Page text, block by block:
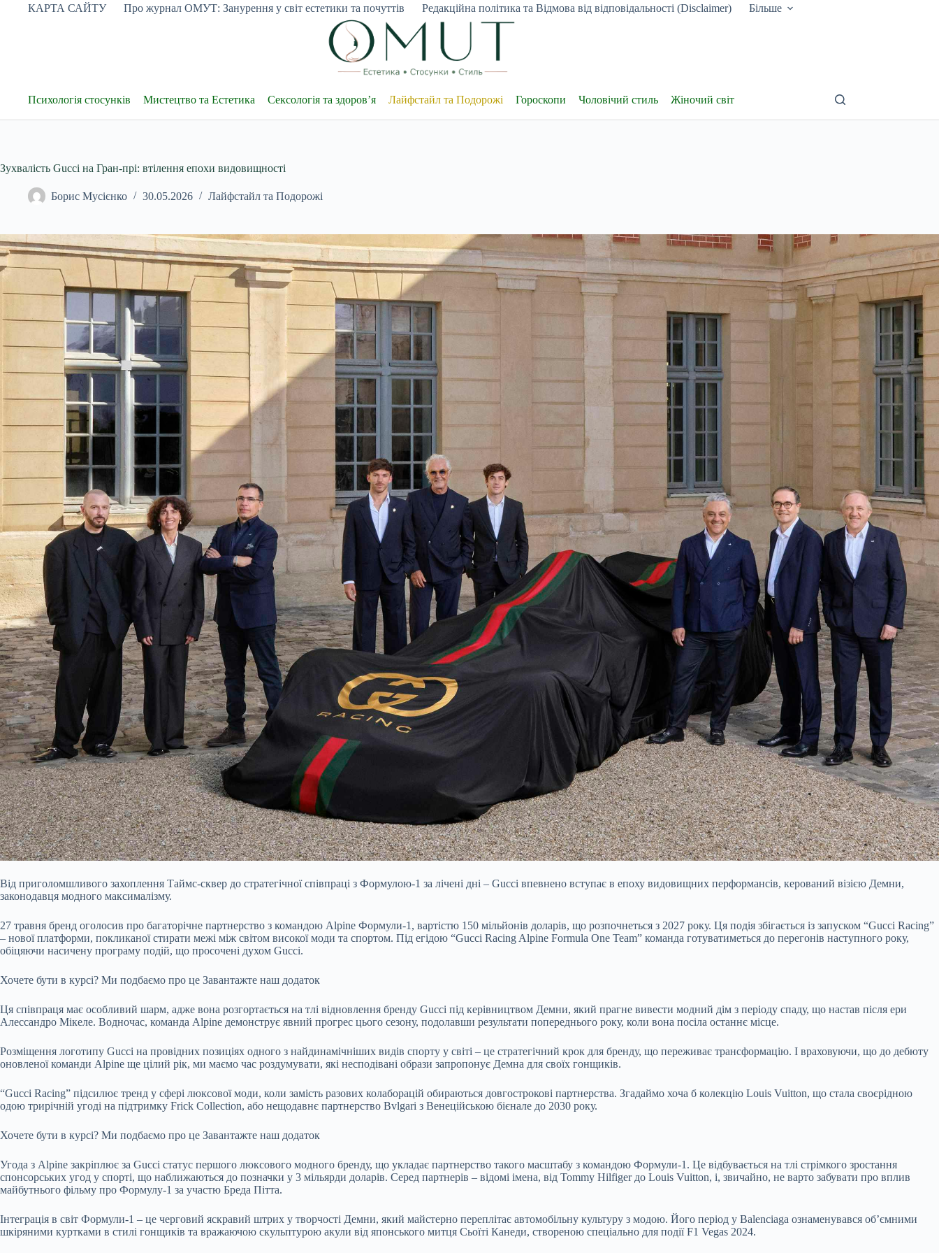
ПерейтиКАРТА САЙТУ Про журнал ОМУТ: Занурення у світ естетики та почуттів Редакційна політика та Відмова від відповідальності (Disclaimer) Більше
Психологія стосунків Мистецтво та Естетика Сексологія та здоров’я Лайфстайл та Подорожі Гороскопи Чоловічий стиль Жіночий світ
Зухвалість Gucci на Гран-прі: втілення епохи видовищності
Борис Мусієнко 30.05.2026 Лайфстайл та Подорожі
Від приголомшливого захоплення Таймс-сквер до стратегічної співпраці з Формулою-1 за лічені дні – Gucci впевнено вступає в епоху видовищних перформансів, керований візією Демни,
законодавця модного максималізму.
27 травня бренд оголосив про багаторічне партнерство з командою Alpine Формули-1, вартістю 150 мільйонів доларів, що розпочнеться з 2027 року. Ця подія збігається із запуском “Gucci Racing”
– нової платформи, покликаної стирати межі між світом високої моди та спортом. Під егідою “Gucci Racing Alpine Formula One Team” команда готуватиметься до перегонів наступного року,
обіцяючи насичену програму подій, що просочені духом Gucci.
Хочете бути в курсі? Ми подбаємо про це Завантажте наш додаток
Ця співпраця має особливий шарм, адже вона розгортається на тлі відновлення бренду Gucci під керівництвом Демни, який прагне вивести модний дім з періоду спаду, що настав після ери
Алессандро Мікеле. Водночас, команда Alpine демонструє явний прогрес цього сезону, подолавши результати попереднього року, коли вона посіла останнє місце.
Розміщення логотипу Gucci на провідних позиціях одного з найдинамічніших видів спорту у світі – це стратегічний крок для бренду, що переживає трансформацію. І враховуючи, що до дебюту
оновленої команди Alpine ще цілий рік, ми маємо час роздумувати, які несподівані образи запропонує Демна для своїх гонщиків.
“Gucci Racing” підсилює тренд у сфері люксової моди, коли замість разових колаборацій обираються довгострокові партнерства. Згадаймо хоча б колекцію Louis Vuitton, що стала своєрідною
одою трирічній угоді на підтримку Frick Collection, або нещодавнє партнерство Bvlgari з Венеційською бієнале до 2030 року.
Хочете бути в курсі? Ми подбаємо про це Завантажте наш додаток
Угода з Alpine закріплює за Gucci статус першого люксового модного бренду, що укладає партнерство такого масштабу з командою Формули-1. Це відбувається на тлі стрімкого зростання
спонсорських угод у спорті, що наближаються до позначки у 3 мільярди доларів. Серед партнерів – відомі імена, від Tommy Hilfiger до Louis Vuitton, і, звичайно, не варто забувати про вплив
майбутнього фільму про Формулу-1 за участю Бреда Пітта.
Інтеграція в світ Формули-1 – це черговий яскравий штрих у творчості Демни, який майстерно переплітає автомобільну культуру з модою. Його період у Balenciaga ознаменувався об’ємними
шкіряними куртками в стилі гонщиків та вражаючою скульптурою акули від японського митця Сьоїті Канеди, створеною спеціально для події F1 Vegas 2024.